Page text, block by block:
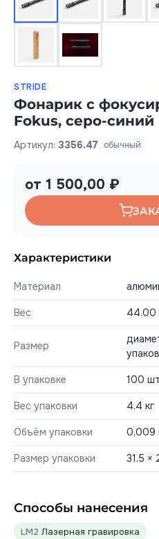
STRIDE
Фонарик с
Fokus, серо-синий
Артикул: 3356.47 обычный
от 1 500,00 ₽
Характеристики
Материал
Вес 44.00
Размер
В упаковке 100
Вес упаковки 4,4 кг
Объём упаковки 0,009
Размер упаковки 31.5 ×
Способы нанесения
LM2 Лазерная гравировка